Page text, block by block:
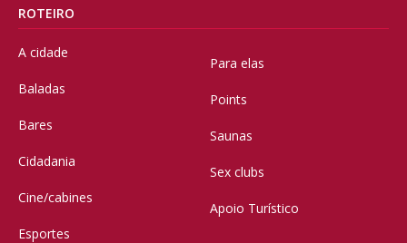
ROTEIRO
A cidade
Baladas
Bares
Cidadania
Cine/cabines
Esportes
Para elas
Points
Saunas
Sex clubs
Apoio Turístico